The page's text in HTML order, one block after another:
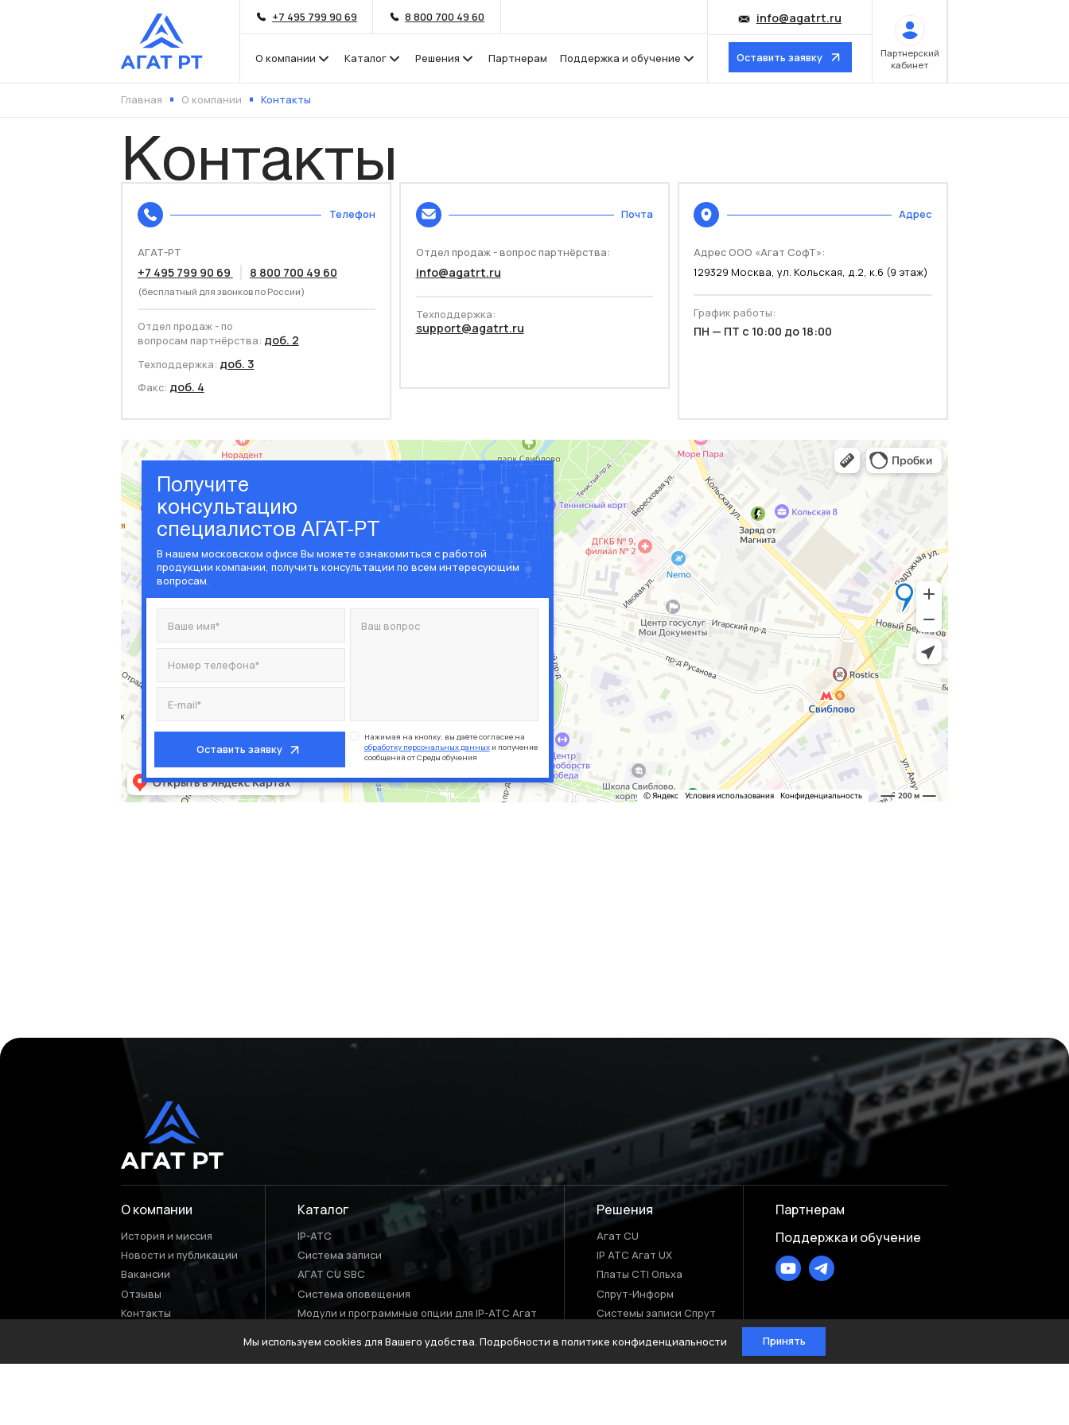
+7 495 799 90 69 8 800 700 49 60
О компании Каталог Решения Партнерам Поддержка и обучение
info@agatrt.ru
Оставить заявку
Партнерский
кабинет
Главная О компании Контакты
Контакты
Телефон
АГАТ-РТ
+7 495 799 90 69 8 800 700 49 60
(бесплатный для звонков по России)
Отдел продаж - по
вопросам партнёрства: доб. 2
Техподдержка: доб. 3
Факс: доб. 4
Почта
Отдел продаж - вопрос партнёрства:
info@agatrt.ru
Техподдержка:
support@agatrt.ru
Адрес
Адрес ООО «Агат СофТ»:
129329 Москва, ул. Кольская, д.2, к.6 (9 этаж)
График работы:
ПН — ПТ с 10:00 до 18:00
Получите
консультацию
специалистов АГАТ-РТ
В нашем московском офисе Вы можете ознакомиться с работой
продукции компании, получить консультации по всем интересующим
вопросам.
Оставить заявку
Нажимая на кнопку, вы даёте согласие на
обработку персональных данныхи получение
сообщений от Среды обучения
О компании
История и миссия
Новости и публикации
Вакансии
Отзывы
Контакты
Каталог
IP-АТС
Система записи
AГАТ CU SBC
Система оповещения
Модули и программные опции для IP-АТС Агат
Решения
Агат CU
IP АТС Агат UX
Платы CTI Ольха
Спрут-Информ
Системы записи Спрут
Партнерам
Поддержка и обучение
Я соглашаюсь на обработку персональных данных
и принимаюусловия политики обработки персональных
данных
Выберите продукты
Я соглашаюсь на обработку персональных данных
и принимаюусловия политики обработки персональных
данных
Мы используем cookies для Вашего удобства. Подробности в политике конфиденциальности Принять